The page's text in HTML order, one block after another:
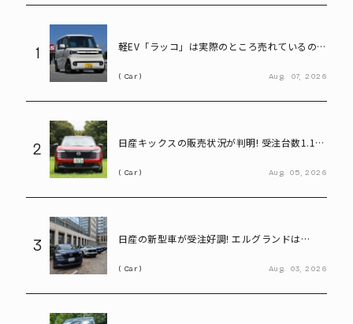
1
軽EV「ラッコ」は実際のところ売れているの
Car Aug. 07, 2026
2
日産キックスの販売状況が判明! 受注台数1.1台
Car Aug. 05, 2026
3
日産の新型車が受注好調! エルグランドは
Car Aug. 03, 2026